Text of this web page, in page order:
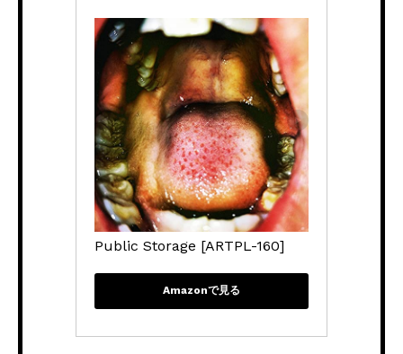
Public Storage [ARTPL-160]
Amazonで見る